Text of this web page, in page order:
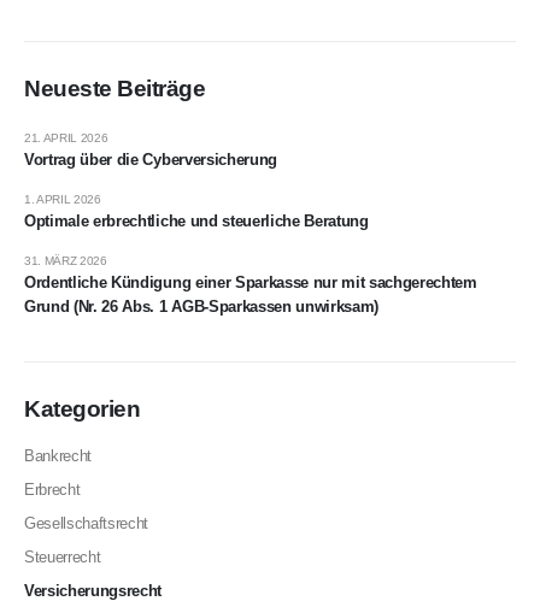
Neueste Beiträge
Vortrag über die Cyberversicherung
21. APRIL 2026
Optimale erbrechtliche und steuerliche Beratung
1. APRIL 2026
Ordentliche Kündigung einer Sparkasse nur mit sachgerechtem
Grund (Nr. 26 Abs. 1 AGB-Sparkassen unwirksam)
31. MÄRZ 2026
Kategorien
Bankrecht
Erbrecht
Gesellschaftsrecht
Steuerrecht
Versicherungsrecht